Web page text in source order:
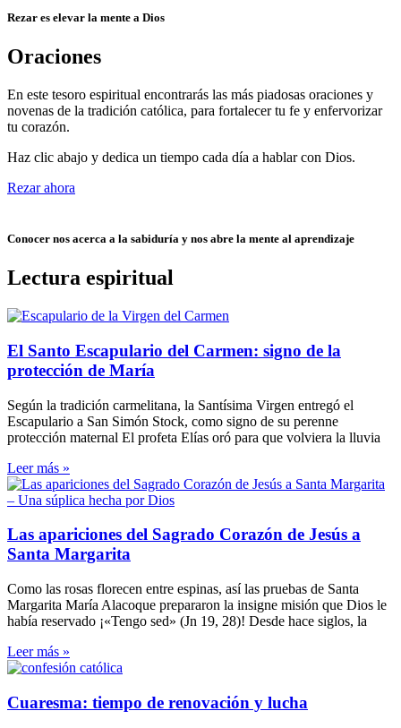
Rezar es elevar la mente a Dios
Oraciones
En este tesoro espiritual encontrarás las más piadosas oraciones y
novenas de la tradición católica, para fortalecer tu fe y enfervorizar
tu corazón.
Haz clic abajo y dedica un tiempo cada día a hablar con Dios.
Rezar ahora
Conocer nos acerca a la sabiduría y nos abre la mente al aprendizaje
Lectura espiritual
El Santo Escapulario del Carmen: signo de la
protección de María
Según la tradición carmelitana, la Santísima Virgen entregó el
Escapulario a San Simón Stock, como signo de su perenne
protección maternal El profeta Elías oró para que volviera la lluvia
Leer más »
Las apariciones del Sagrado Corazón de Jesús a
Santa Margarita
Como las rosas florecen entre espinas, así las pruebas de Santa
Margarita María Alacoque prepararon la insigne misión que Dios le
había reservado ¡«Tengo sed» (Jn 19, 28)! Desde hace siglos, la
Leer más »
Cuaresma: tiempo de renovación y lucha